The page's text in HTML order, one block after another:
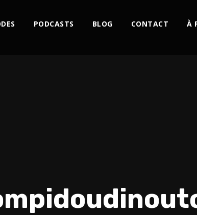
PODCASTS BLOG CONTACT À